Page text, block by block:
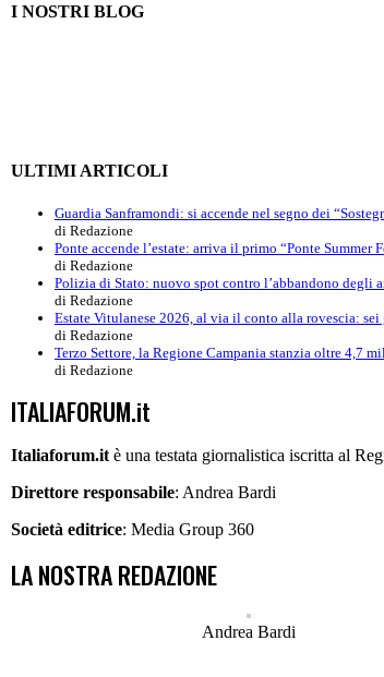
I NOSTRI BLOG
ULTIMI ARTICOLI
Guardia Sanframondi: si accende nel segno dei
di Redazione
Ponte accende l’estate: arriva il primo “Ponte
di Redazione
Polizia di Stato: nuovo spot contro l’abbandono degli
di Redazione
Estate Vitulanese 2026, al via il conto alla rovescia:
di Redazione
Terzo Settore, la Regione Campania stanzia oltre 4,7
di Redazione
ITALIAFORUM.it
Italiaforum.it è una testata giornalistica iscritta al
Direttore responsabile: Andrea Bardi
Società editrice: Media Group 360
LA NOSTRA REDAZIONE
Andrea Bardi